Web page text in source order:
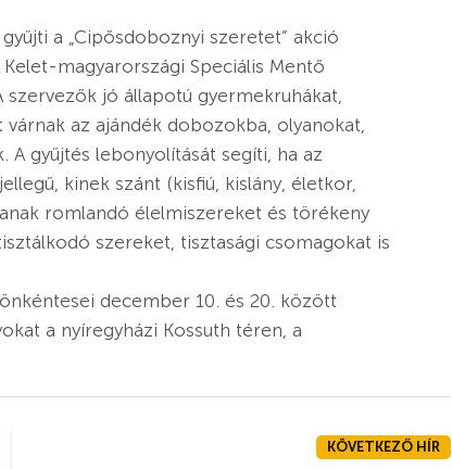
a „Cipősdoboznyi szeretet” akció
magyarországi Speciális Mentő
jó állapotú gyermekruhákat,
az ajándék dobozokba, olyanokat,
gyűjtés lebonyolítását segíti, ha az
kinek szánt (kisfiú, kislány, életkor,
romlandó élelmiszereket és törékeny
szereket, tisztasági csomagokat is
december 10. és 20. között
a nyíregyházi Kossuth téren, a
KÖVETKEZŐ HÍR